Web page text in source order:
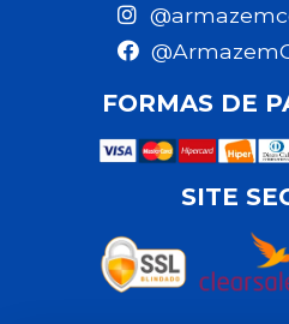
FORMAS DE
SITE